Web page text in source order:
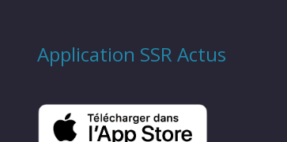
Application SSR Actus